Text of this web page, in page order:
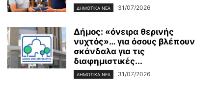
ΔΗΜΟΤΙΚΑ ΝΕΑ 31/07/2026
Δήμος: «όνειρα θερινής
νυχτός»… για όσους βλέπουν
σκάνδαλα για τις
διαφημιστικές...
ΔΗΜΟΤΙΚΑ ΝΕΑ 31/07/2026